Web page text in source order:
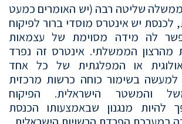
שליטה רבה (יש האומרים כמעט
יש אינטרס מוסדי ברור לפיקוח
לה מידה מסוימת של עצמאות
מהרצון הממשלתי. אינטרס זה נפרד
או המפלגתית של כל אחד
בשימור כוחה כרשות מרכזית
והמשטר הישראלית. הפיקוח
להיות מנגנון שבאמצעותו הכנסת